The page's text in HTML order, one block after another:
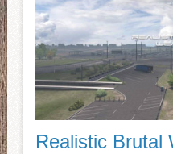
Realistic Brutal